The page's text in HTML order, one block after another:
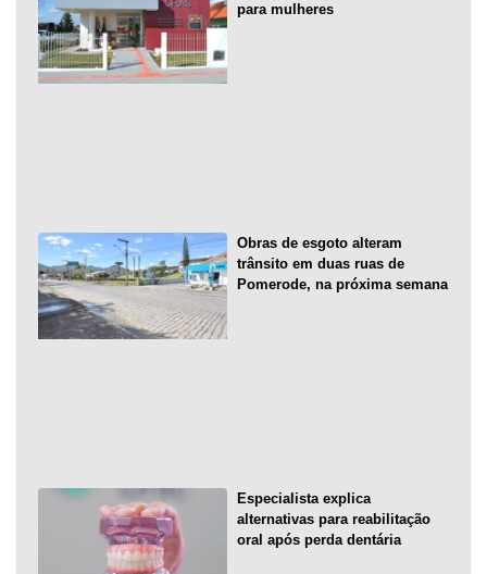
para mulheres
Obras de esgoto alteram
trânsito em duas ruas de
Pomerode, na próxima semana
Especialista explica
alternativas para reabilitação
oral após perda dentária